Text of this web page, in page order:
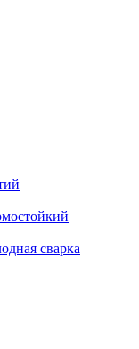
сварка